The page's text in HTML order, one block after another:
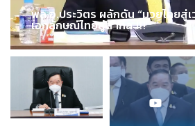
พล.อ.ประวิตร ผลักดัน “มวยไทยสู่เ
เอกลักษณ์ไทยสู่สากล !!!